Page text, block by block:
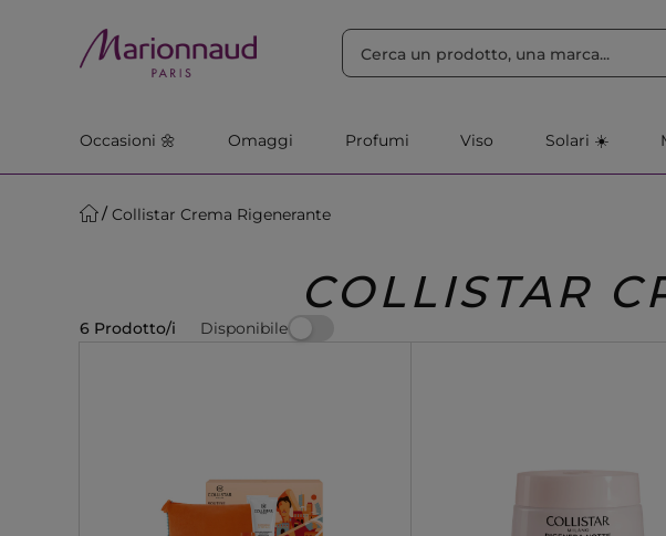
Occasioni 🌼 Omaggi Profumi Viso Solari ☀️
Collistar Crema Rigenerante
COLLISTAR
6 Prodotto/i Disponibile